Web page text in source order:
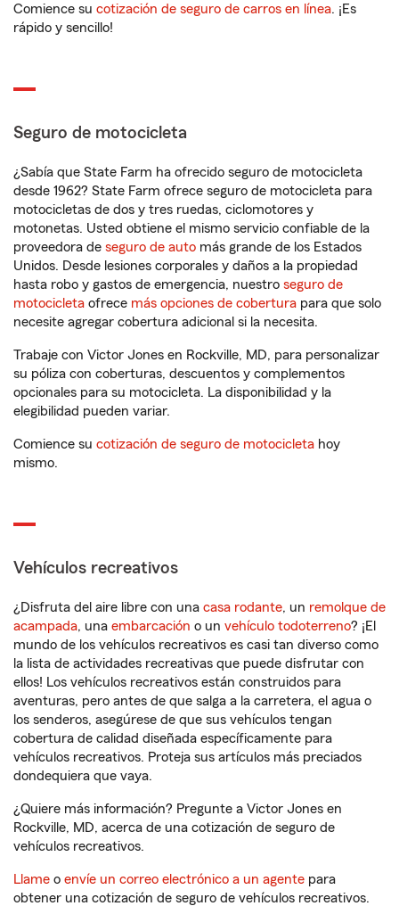
Comience su cotización de seguro de carros en línea. ¡Es
rápido y sencillo!
Seguro de motocicleta
¿Sabía que State Farm ha ofrecido seguro de motocicleta
desde 1962? State Farm ofrece seguro de motocicleta para
motocicletas de dos y tres ruedas, ciclomotores y
motonetas. Usted obtiene el mismo servicio confiable de la
proveedora de seguro de auto más grande de los Estados
Unidos. Desde lesiones corporales y daños a la propiedad
hasta robo y gastos de emergencia, nuestro seguro de
motocicleta ofrece más opciones de cobertura para que solo
necesite agregar cobertura adicional si la necesita.
Trabaje con Victor Jones en Rockville, MD, para personalizar
su póliza con coberturas, descuentos y complementos
opcionales para su motocicleta. La disponibilidad y la
elegibilidad pueden variar.
Comience su cotización de seguro de motocicleta hoy
mismo.
Vehículos recreativos
¿Disfruta del aire libre con una casa rodante, un remolque de
acampada, una embarcación o un vehículo todoterreno? ¡El
mundo de los vehículos recreativos es casi tan diverso como
la lista de actividades recreativas que puede disfrutar con
ellos! Los vehículos recreativos están construidos para
aventuras, pero antes de que salga a la carretera, el agua o
los senderos, asegúrese de que sus vehículos tengan
cobertura de calidad diseñada específicamente para
vehículos recreativos. Proteja sus artículos más preciados
dondequiera que vaya.
¿Quiere más información? Pregunte a Victor Jones en
Rockville, MD, acerca de una cotización de seguro de
vehículos recreativos.
Llame o envíe un correo electrónico a un agente para
obtener una cotización de seguro de vehículos recreativos.